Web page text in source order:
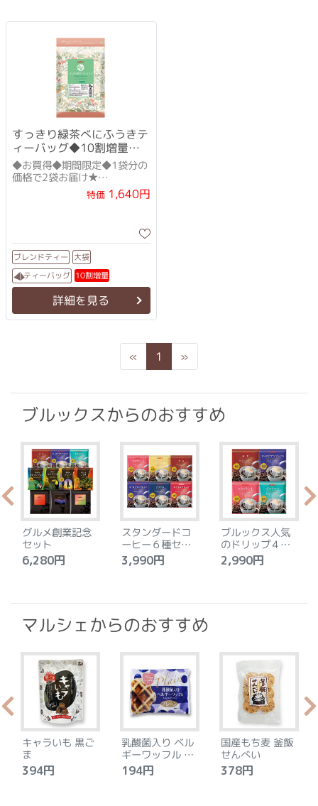
すっきり緑茶べにふうきテ
ィーバッグ◆10割増量セ
ット
◆お買得◆期間限定◆1袋分の
価格で2袋お届け★
ペパーミント配合のさわやか
特価1,640円
ブレンドティー 大袋
ティーバッグ 10割増量
詳細を見る
« Previous
1 »Next
ブルックスからのおすすめ
グルメ創業記念
セット
6,280円
スタンダードコ
ーヒー６種セッ
ト
3,990円
ブルックス人気
のドリップ４種
セット
2,990円
マルシェからのおすすめ
キャラいも 黒ご
ま
394円
乳酸菌入り ベル
ギーワッフル プ
レーン
194円
国産もち麦 釜飯
せんべい
378円